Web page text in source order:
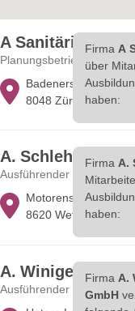
A
Planungsbetrieb
Badenerstrasse 580
8048 Zürich
Firma A
über
haben:
A. Schleh AG
Ausführender Betrieb
Motorenstrasse 53
8620 Wetzikon
Firma A.
haben:
A. Winiger
Ausführender Betrieb
Firma A.
GmbH